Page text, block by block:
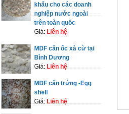
khẩu cho các doanh
nghiệp nước ngoài
trên toàn quốc
Giá: Liên hệ
MDF cẩn ốc xà cừ tại
Bình Dương
Giá: Liên hệ
MDF cẩn trứng -Egg
shell
Giá: Liên hệ